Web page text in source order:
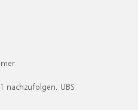
nachzufolgen. UBS